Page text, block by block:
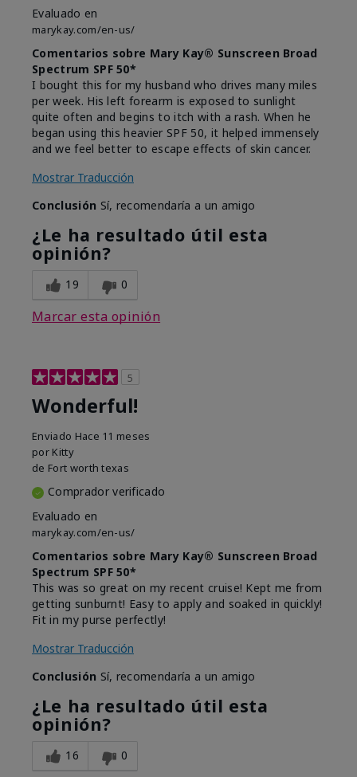
Evaluado en
marykay.com/en-us/
Comentarios sobre Mary Kay® Sunscreen Broad
Spectrum SPF 50*
I bought this for my husband who drives many miles
per week. His left forearm is exposed to sunlight
quite often and begins to itch with a rash. When he
began using this heavier SPF 50, it helped immensely
and we feel better to escape effects of skin cancer.
Mostrar Traducción
Conclusión Sí, recomendaría a un amigo
¿Le ha resultado útil esta
opinión?
19 0
Marcar esta opinión
5
Wonderful!
Enviado Hace 11 meses
por Kitty
de Fort worth texas
Comprador verificado
Evaluado en
marykay.com/en-us/
Comentarios sobre Mary Kay® Sunscreen Broad
Spectrum SPF 50*
This was so great on my recent cruise! Kept me from
getting sunburnt! Easy to apply and soaked in quickly!
Fit in my purse perfectly!
Mostrar Traducción
Conclusión Sí, recomendaría a un amigo
¿Le ha resultado útil esta
opinión?
16 0